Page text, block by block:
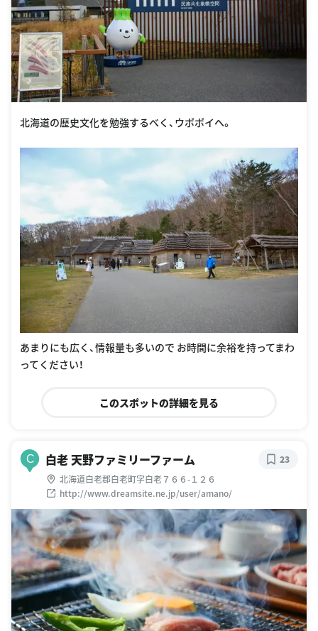
北海道の歴史文化を勉強するべく、ウポポイへ。
あまりにも広く、情報量も多いので お時間に余裕を持ってまわ
ってください！
このスポットの詳細を見る
C 白老 天野ファミリーファーム
北海道白老郡白老町字白老７６６-１２６
http://www.dreamsite.ne.jp/user/amano/
23